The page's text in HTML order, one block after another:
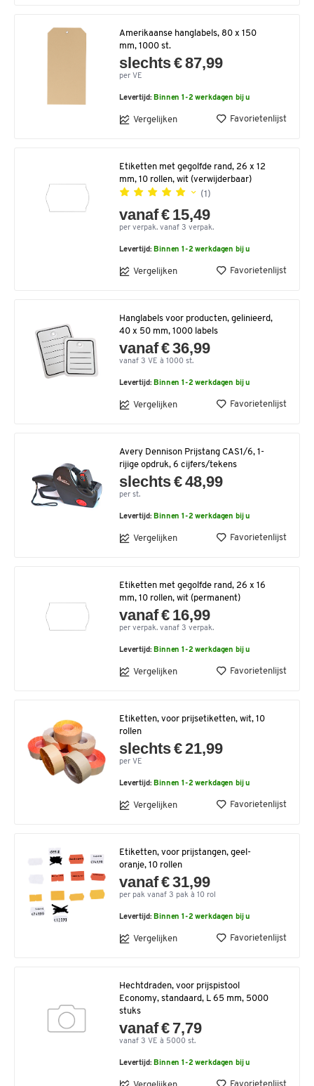
Amerikaanse hanglabels, 80 x 150
mm, 1000 st.
slechts € 87,99
per VE
Levertijd: Binnen 1-2 werkdagen bij u
Vergelijken Favorietenlijst
Etiketten met gegolfde rand, 26 x 12
mm, 10 rollen, wit (verwijderbaar)
(1)
vanaf € 15,49
per verpak. vanaf 3 verpak.
Levertijd: Binnen 1-2 werkdagen bij u
Vergelijken Favorietenlijst
Hanglabels voor producten, gelinieerd,
40 x 50 mm, 1000 labels
vanaf € 36,99
vanaf 3 VE à 1000 st.
Levertijd: Binnen 1-2 werkdagen bij u
Vergelijken Favorietenlijst
Avery Dennison Prijstang CAS1/6, 1-
rijige opdruk, 6 cijfers/tekens
slechts € 48,99
per st.
Levertijd: Binnen 1-2 werkdagen bij u
Vergelijken Favorietenlijst
Etiketten met gegolfde rand, 26 x 16
mm, 10 rollen, wit (permanent)
vanaf € 16,99
per verpak. vanaf 3 verpak.
Levertijd: Binnen 1-2 werkdagen bij u
Vergelijken Favorietenlijst
Etiketten, voor prijsetiketten, wit, 10
rollen
slechts € 21,99
per VE
Levertijd: Binnen 1-2 werkdagen bij u
Vergelijken Favorietenlijst
Etiketten, voor prijstangen, geel-
oranje, 10 rollen
vanaf € 31,99
per pak vanaf 3 pak à 10 rol
Levertijd: Binnen 1-2 werkdagen bij u
Vergelijken Favorietenlijst
Hechtdraden, voor prijspistool
Economy, standaard, L 65 mm, 5000
stuks
vanaf € 7,79
vanaf 3 VE à 5000 st.
Levertijd: Binnen 1-2 werkdagen bij u
Favorietenlijst